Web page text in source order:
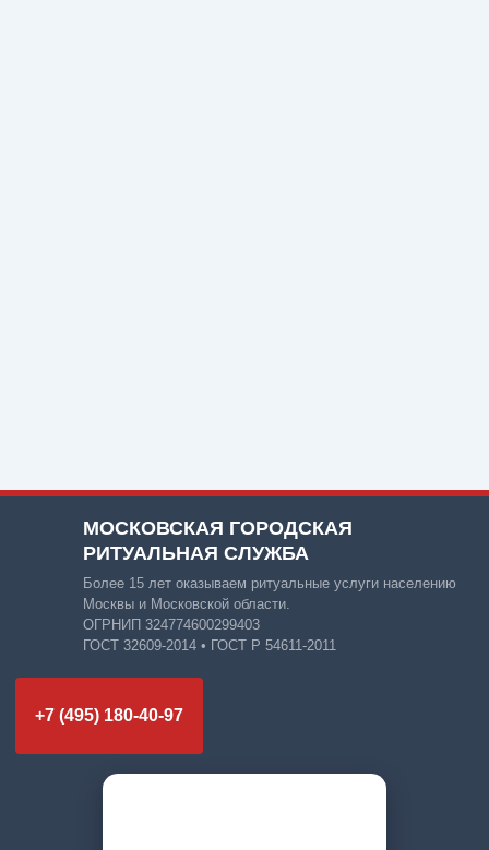
МОСКОВСКАЯ ГОРОДСКАЯ
РИТУАЛЬНАЯ СЛУЖБА
Более 15 лет оказываем ритуальные услуги населению
Москвы и Московской области.
ОГРНИП 324774600299403
ГОСТ 32609-2014 • ГОСТ Р 54611-2011
+7 (495) 180-40-97